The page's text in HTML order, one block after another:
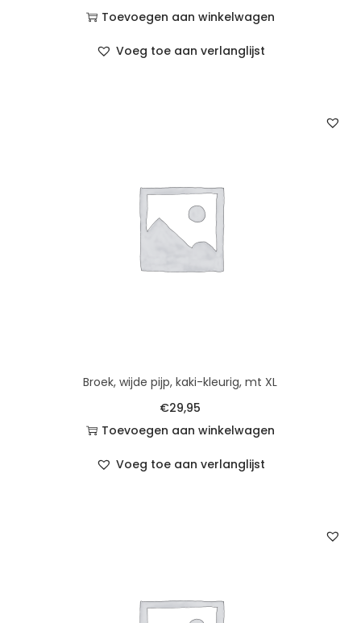
Toevoegen aan winkelwagen
Voeg toe aan verlanglijst
Broek, wijde pijp, kaki-kleurig, mt XL
€29,95
Toevoegen aan winkelwagen
Voeg toe aan verlanglijst